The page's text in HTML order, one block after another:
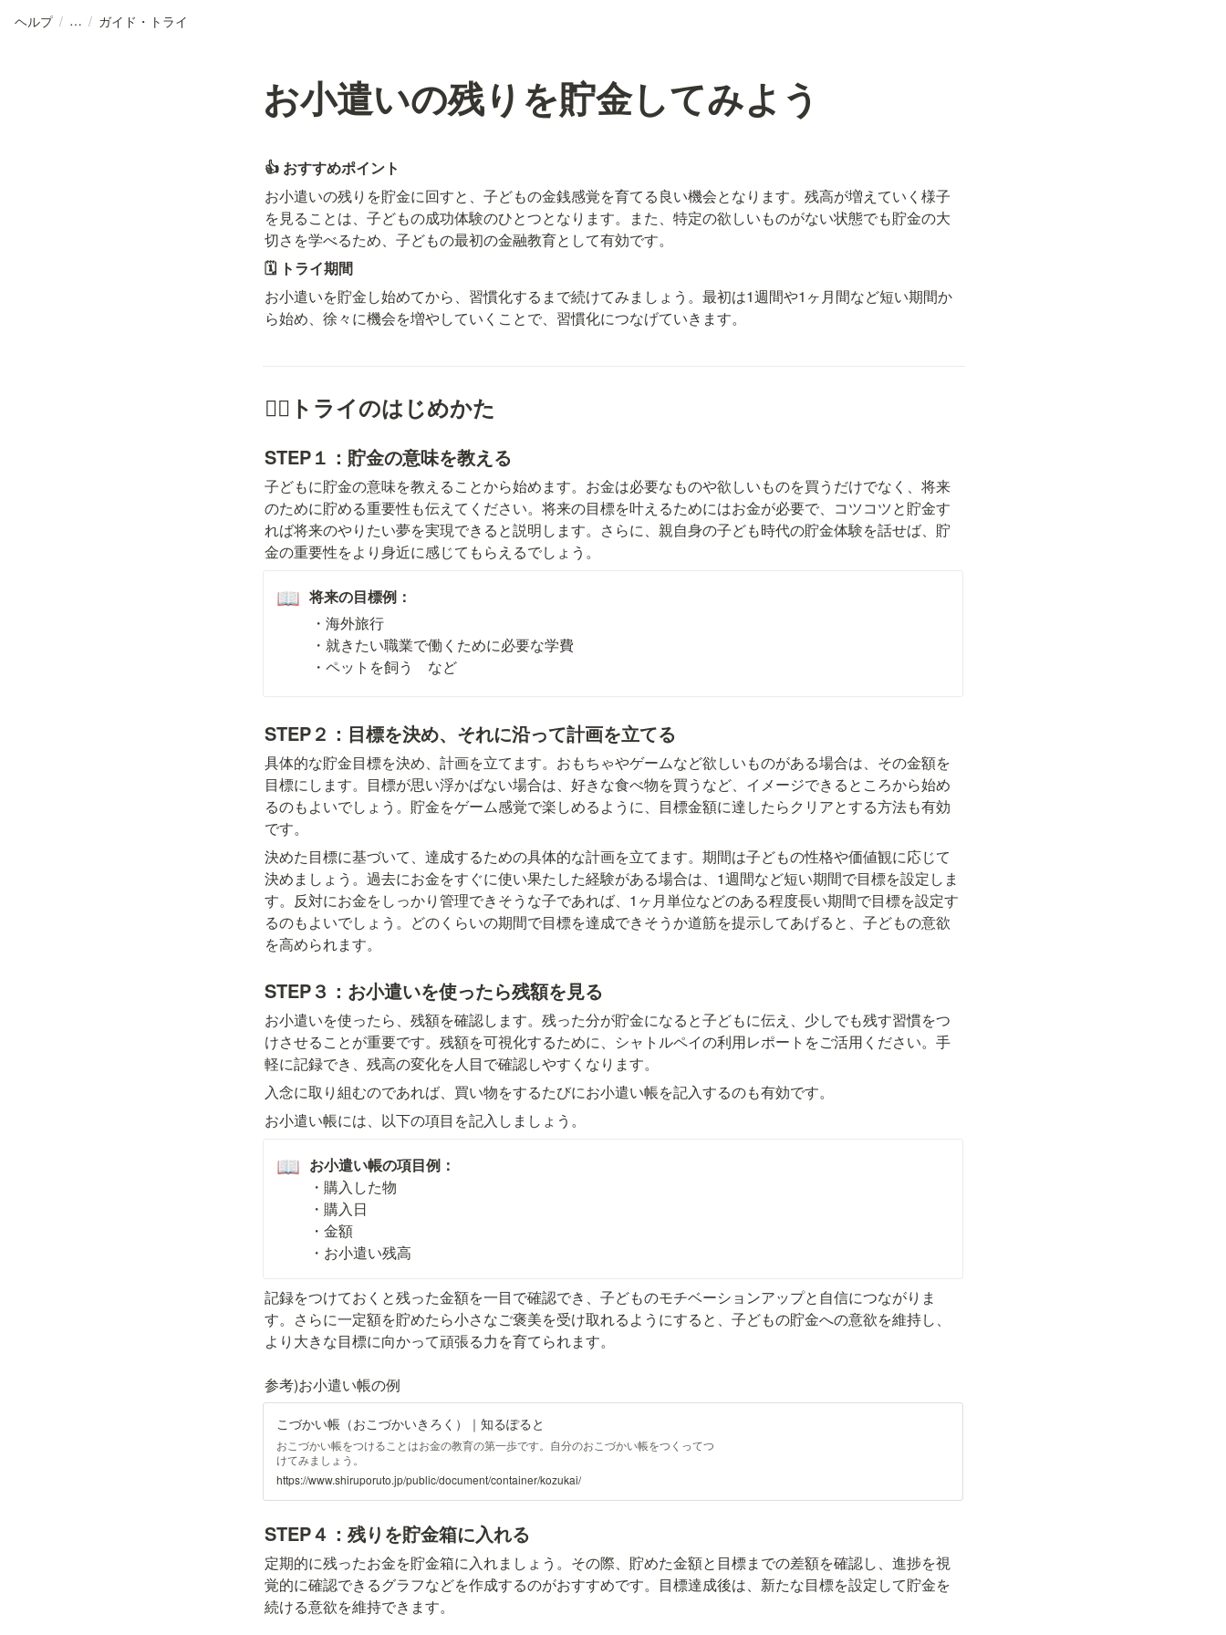
ヘルプ / / ガイド・トライ
お小遣いの残りを貯金してみよう
👍 おすすめポイント
お小遣いの残りを貯金に回すと、子どもの金銭感覚を育てる良い機会となります。残高が増えていく様子
を見ることは、子どもの成功体験のひとつとなります。また、特定の欲しいものがない状態でも貯金の大
切さを学べるため、子どもの最初の金融教育として有効です。
🗓️ トライ期間
お小遣いを貯金し始めてから、習慣化するまで続けてみましょう。最初は1週間や1ヶ月間など短い期間か
ら始め、徐々に機会を増やしていくことで、習慣化につなげていきます。
🏃‍♀️トライのはじめかた
STEP１： 貯金の意味を教える
子どもに貯金の意味を教えることから始めます。お金は必要なものや欲しいものを買うだけでなく、将来
のために貯める重要性も伝えてください。将来の目標を叶えるためにはお金が必要で、コツコツと貯金す
れば将来のやりたい夢を実現できると説明します。さらに、親自身の子ども時代の貯金体験を話せば、貯
金の重要性をより身近に感じてもらえるでしょう。
📖 将来の目標例：
・海外旅行
・就きたい職業で働くために必要な学費
・ペットを飼う　など
STEP２： 目標を決め、それに沿って計画を立てる
具体的な貯金目標を決め、計画を立てます。おもちゃやゲームなど欲しいものがある場合は、その金額を
目標にします。目標が思い浮かばない場合は、好きな食べ物を買うなど、イメージできるところから始め
るのもよいでしょう。貯金をゲーム感覚で楽しめるように、目標金額に達したらクリアとする方法も有効
です。
決めた目標に基づいて、達成するための具体的な計画を立てます。期間は子どもの性格や価値観に応じて
決めましょう。過去にお金をすぐに使い果たした経験がある場合は、1週間など短い期間で目標を設定しま
す。反対にお金をしっかり管理できそうな子であれば、1ヶ月単位などのある程度長い期間で目標を設定す
るのもよいでしょう。どのくらいの期間で目標を達成できそうか道筋を提示してあげると、子どもの意欲
を高められます。
STEP３：お小遣いを使ったら残額を見る
お小遣いを使ったら、残額を確認します。残った分が貯金になると子どもに伝え、少しでも残す習慣をつ
けさせることが重要です。残額を可視化するために、シャトルペイの利用レポートをご活用ください。手
軽に記録でき、残高の変化を人目で確認しやすくなります。
入念に取り組むのであれば、買い物をするたびにお小遣い帳を記入するのも有効です。
お小遣い帳には、以下の項目を記入しましょう。
📖
・購入した物
・購入日
・金額
・お小遣い残高
記録をつけておくと残った金額を一目で確認でき、子どものモチベーションアップと自信につながりま
す。さらに一定額を貯めたら小さなご褒美を受け取れるようにすると、子どもの貯金への意欲を維持し、
より大きな目標に向かって頑張る力を育てられます。
参考)お小遣い帳の例
こづかい帳（おこづかいきろく）｜知るぽると
おこづかい帳をつけることはお金の教育の第一歩です。自分のおこづかい帳をつくってつ
けてみましょう。
https://www.shiruporuto.jp/public/document/container/kozukai/
STEP４： 残りを貯金箱に入れる
定期的に残ったお金を貯金箱に入れましょう。その際、貯めた金額と目標までの差額を確認し、進捗を視
覚的に確認できるグラフなどを作成するのがおすすめです。目標達成後は、新たな目標を設定して貯金を
続ける意欲を維持できます。